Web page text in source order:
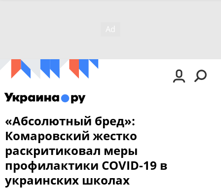
«Абсолютный бред»:
Комаровский жестко
раскритиковал меры
профилактики COVID-19 в
украинских школах